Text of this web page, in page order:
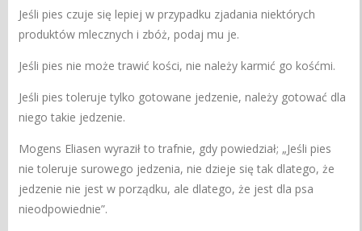
Jeśli pies czuje się lepiej w przypadku zjadania niektórych
produktów mlecznych i zbóż, podaj mu je.
Jeśli pies nie może trawić kości, nie należy karmić go kośćmi.
Jeśli pies toleruje tylko gotowane jedzenie, należy gotować dla
niego takie jedzenie.
Mogens Eliasen wyraził to trafnie, gdy powiedział; „Jeśli pies
nie toleruje surowego jedzenia, nie dzieje się tak dlatego, że
jedzenie nie jest w porządku, ale dlatego, że jest dla psa
nieodpowiednie”.